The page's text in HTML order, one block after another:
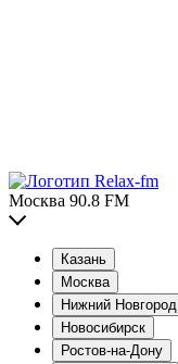
Москва 90.8 FM
Казань
Москва
Нижний Новгород
Новосибирск
Ростов-на-Дону